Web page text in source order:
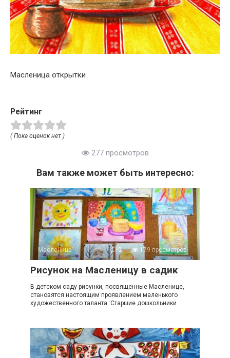
Масленица открытки
Рейтинг
( Пока оценок нет )
277 просмотров
Вам также может быть интересно:
Масленица 0 179 просмотров
Рисунок на Масленицу в садик
В детском саду рисунки, посвященные Масленице,
становятся настоящим проявлением маленького
художественного таланта. Старшие дошкольники